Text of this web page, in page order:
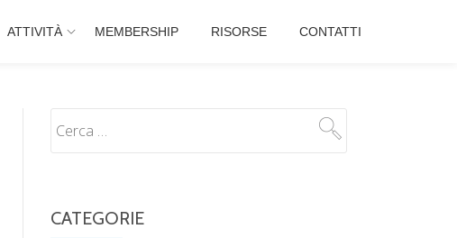
ATTIVITÀ MEMBERSHIP RISORSE CONTATTI
CATEGORIE